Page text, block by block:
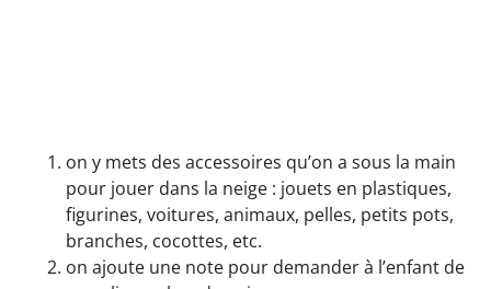
on y mets des accessoires qu’on a sous la main
pour jouer dans la neige : jouets en plastiques,
figurines, voitures, animaux, pelles, petits pots,
branches, cocottes, etc.
on ajoute une note pour demander à l’enfant de